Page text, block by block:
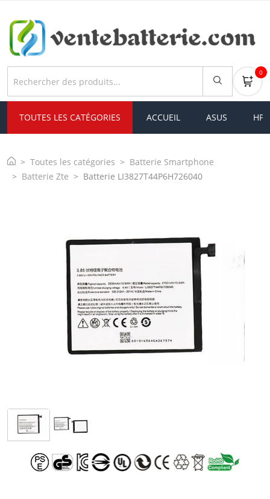
0
TOUTES LES CATÉGORIES ACCUEIL ASUS HP
Toutes les catégories
Batterie Smartphone
Batterie Zte
Batterie LI3827T44P6H726040